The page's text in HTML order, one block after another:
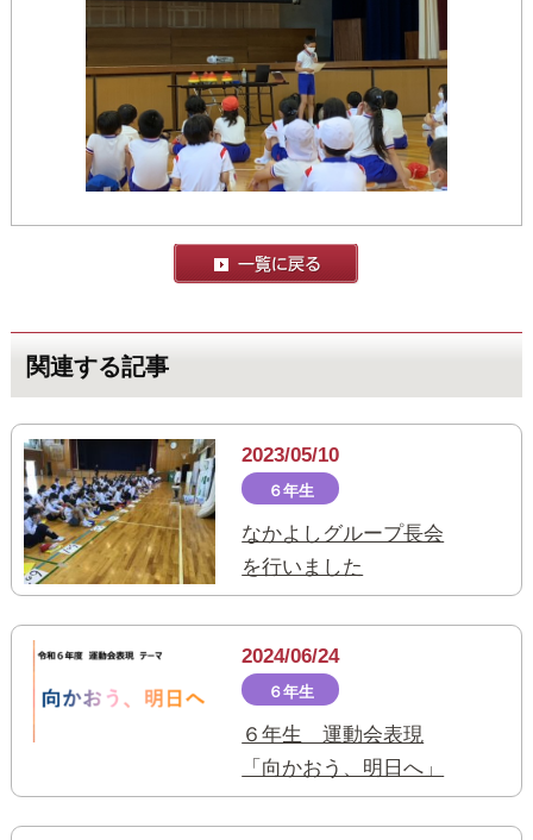
関連する記事
2023/05/10
６年生
なかよしグループ長会
を行いました
2024/06/24
６年生
６年生 運動会表現
「向かおう、明日へ」